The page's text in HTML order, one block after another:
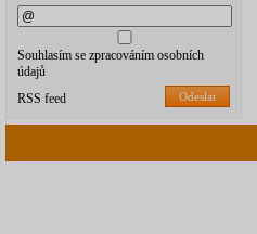
Souhlasím se zpracováním osobních
údajů
Odeslat
RSS feed